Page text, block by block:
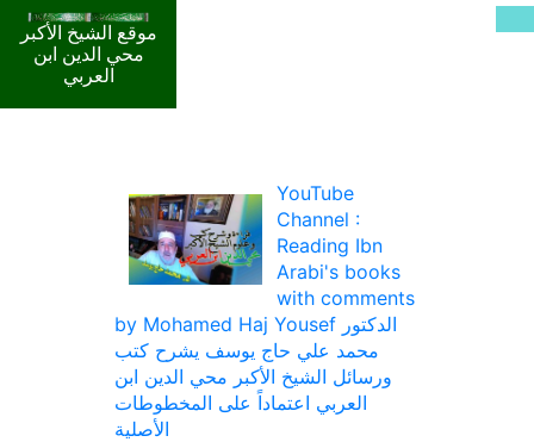
موقع الشيخ الأكبر
محي الدين ابن
العربي
YouTube
Channel :
Reading Ibn
Arabi's books
with comments
by Mohamed Haj Yousef الدكتور
محمد علي حاج يوسف يشرح كتب
ورسائل الشيخ الأكبر محي الدين ابن
العربي اعتماداً على المخطوطات
الأصلية